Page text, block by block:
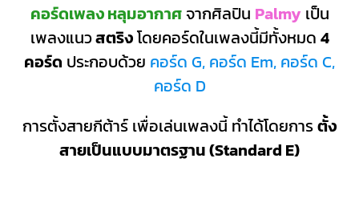
คอร์ดเพลง หลุมอากาศจากศิลปิน Palmy เป็น
เพลงแนวสตริงโดยคอร์ดในเพลงนี้มีทั้งหมด 4
คอร์ด ประกอบด้วย คอร์ด G, คอร์ด Em, คอร์ด C,
คอร์ด D
การตั้งสายกีต้าร์ เพื่อเล่นเพลงนี้ ทำได้โดยการตั้ง
สายเป็นแบบมาตรฐาน (Standard E)